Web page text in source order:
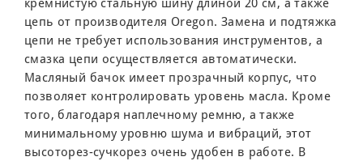
кремнистую стальную шину длиной 20 см, а также
цепь от производителя Oregon. Замена и подтяжка
цепи не требует использования инструментов, а
смазка цепи осуществляется автоматически.
Масляный бачок имеет прозрачный корпус, что
позволяет контролировать уровень масла. Кроме
того, благодаря наплечному ремню, а также
минимальному уровню шума и вибраций, этот
высоторез-сучкорез очень удобен в работе. В